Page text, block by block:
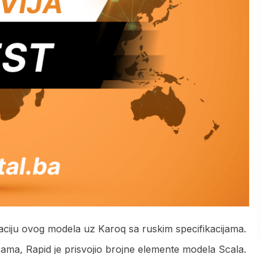
ovog modela uz Karoq sa ruskim specifikacijama.
Rapid je prisvojio brojne elemente modela Scala.